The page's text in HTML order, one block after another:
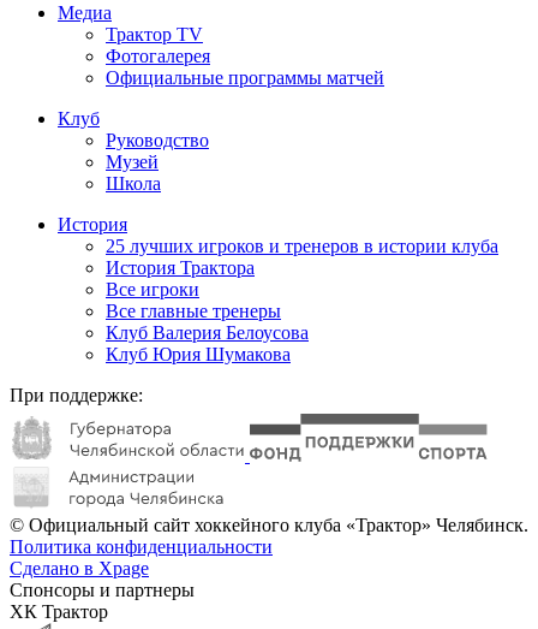
Медиа
Трактор TV
Фотогалерея
Официальные программы матчей
Клуб
Руководство
Музей
Школа
История
25 лучших игроков и тренеров в истории клуба
История Трактора
Все игроки
Все главные тренеры
Клуб Валерия Белоусова
Клуб Юрия Шумакова
При поддержке:
© Официальный сайт хоккейного клуба «Трактор» Челябинск.
Политика конфиденциальности
Сделано в Xpage
Спонсоры и партнеры
ХК Трактор